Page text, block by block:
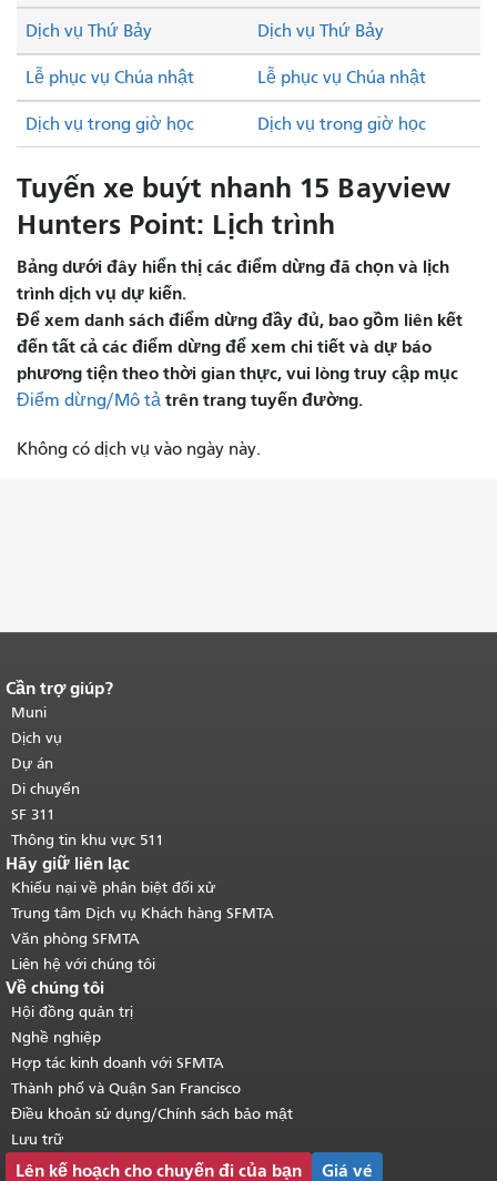
Dịch vụ Thứ Bảy Dịch vụ Thứ Bảy
Lễ phục vụ Chúa nhật Lễ phục vụ Chúa nhật
Dịch vụ trong giờ học Dịch vụ trong giờ học
Tuyến xe buýt nhanh 15 Bayview
Hunters Point: Lịch trình
Bảng dưới đây hiển thị các điểm dừng đã chọn và lịch
trình dịch vụ dự kiến.
Để xem danh sách điểm dừng đầy đủ, bao gồm liên kết
đến tất cả các điểm dừng để xem chi tiết và dự báo
phương tiện theo thời gian thực, vui lòng truy cập mục
Điểm dừng/Mô tả trên trang tuyến đường.
Không có dịch vụ vào ngày này.
Kết thúc nội dung trang.
của trang này được lặp lại trên mọi
trang.Quay lại đầu trang nội dung
chính.
Cần trợ giúp?
Muni
Dịch vụ
Dự án
Di chuyển
SF 311
Thông tin khu vực 511
Hãy giữ liên lạc
Khiếu nại về phân biệt đối xử
Trung tâm Dịch vụ Khách hàng SFMTA
Văn phòng SFMTA
Liên hệ với chúng tôi
Về chúng tôi
Hội đồng quản trị
Nghề nghiệp
Hợp tác kinh doanh với SFMTA
Thành phố và Quận San Francisco
Điều khoản sử dụng/Chính sách bảo mật
Lưu trữ
Lên kế hoạch cho chuyến đi của bạn Giá vé